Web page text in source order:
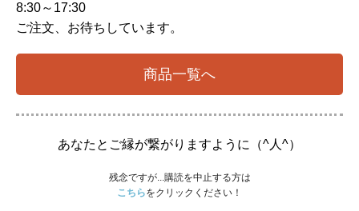
8:30～17:30
ご注文、お待ちしています。
商品一覧へ
あなたとご縁が繋がりますように（^人^）
残念ですが...購読を中止する方は
こちらをクリックください！